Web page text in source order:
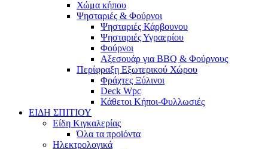
Χώμα κήπου
Ψησταριές & Φούρνοι
Ψησταριές Κάρβουνου
Ψησταριές Υγραερίου
Φούρνοι
Αξεσουάρ για BBQ & Φούρνους
Περίφραξη Εξωτερικού Χώρου
Φράχτες Ξύλινοι
Deck Wpc
Κάθετοι Κήποι-Φυλλωσιές
ΕΙΔΗ ΣΠΙΤΙΟΥ
Είδη Κιγκαλερίας
Όλα τα προϊόντα
Ηλεκτρολογικά